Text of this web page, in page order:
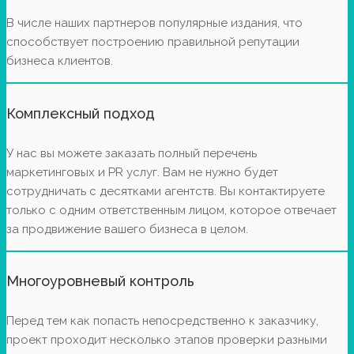
В числе наших партнеров популярные издания, что
способствует построению правильной репутации
бизнеса клиентов.
Комплексный подход
У нас вы можете заказать полный перечень
маркетинговых и PR услуг. Вам не нужно будет
сотрудничать с десятками агентств. Вы контактируете
только с одним ответственным лицом, которое отвечает
за продвижение вашего бизнеса в целом.
Многоуровневый контроль
Перед тем как попасть непосредственно к заказчику,
проект проходит несколько этапов проверки разными